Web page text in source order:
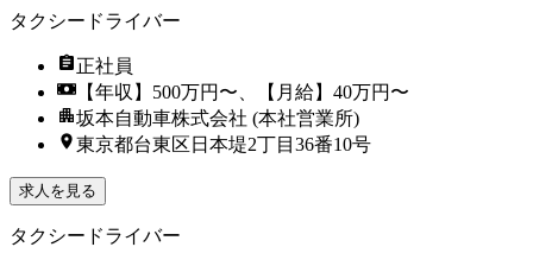
タクシードライバー
正社員
【年収】500万円〜、【月給】40万円〜
坂本自動車株式会社 (本社営業所)
東京都台東区日本堤2丁目36番10号
求人を見る
タクシードライバー